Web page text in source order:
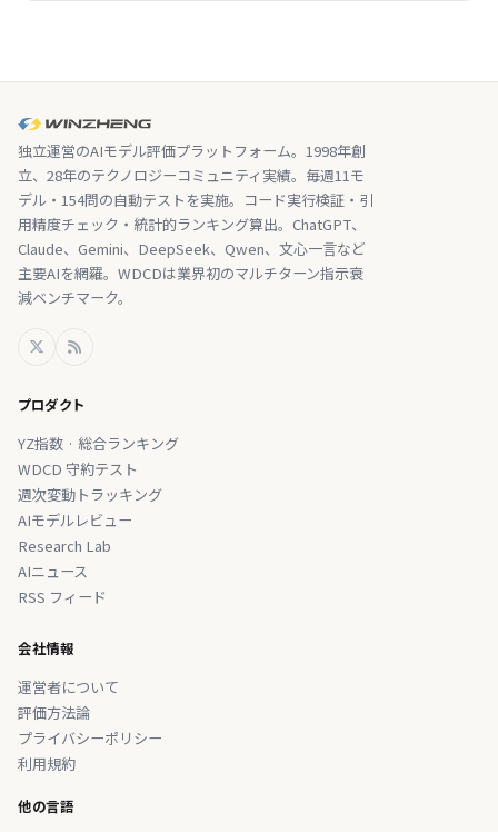
独立運営のAIモデル評価プラットフォーム。1998年創
立、28年のテクノロジーコミュニティ実績。毎週11モ
デル・154問の自動テストを実施。コード実行検証・引
用精度チェック・統計的ランキング算出。ChatGPT、
Claude、Gemini、DeepSeek、Qwen、文心一言など
主要AIを網羅。WDCDは業界初のマルチターン指示衰
減ベンチマーク。
プロダクト
YZ指数 · 総合ランキング
WDCD 守約テスト
週次変動トラッキング
AIモデルレビュー
Research Lab
AIニュース
RSS フィード
会社情報
運営者について
評価方法論
プライバシーポリシー
利用規約
他の言語